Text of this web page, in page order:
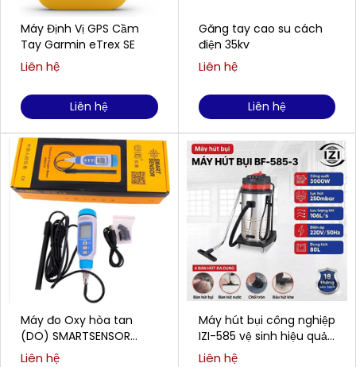
Máy Định Vị GPS Cầm
Tay Garmin eTrex SE
Liên hệ
Liên hệ
Máy đo Oxy hòa tan
(DO) SMARTSENSOR
AR8210 (0,00 ~ 20,00
Liên hệ
Găng tay cao su cách
điện 35kv
Liên hệ
Liên hệ
Máy hút bụi công nghiệp
IZI-585 vệ sinh hiệu quả
cho doanh nghiệp
Liên hệ